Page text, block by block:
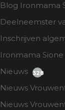
Blog Ironmama
Deelneemster
Inschrijven
Ironmama
Nieuws 328
Nieuws
Nieuws